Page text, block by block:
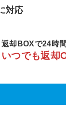
対応
返却BOXで24時間
いつでも返却